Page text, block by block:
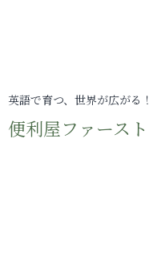
英語で育つ、世界が広がる！
便利屋ファースト